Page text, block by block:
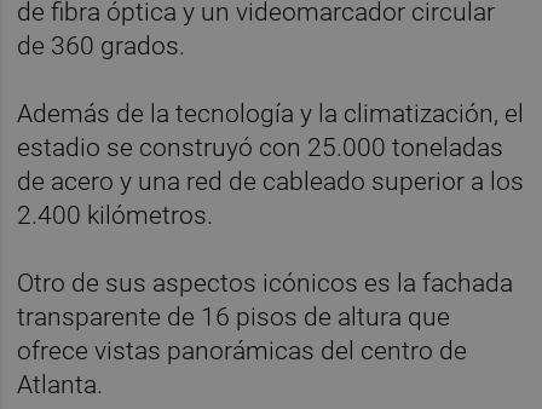
de fibra óptica y un videomarcador circular
de 360 grados.
Además de la tecnología y la climatización, el
estadio se construyó con 25.000 toneladas
de acero y una red de cableado superior a los
2.400 kilómetros.
Otro de sus aspectos icónicos es la fachada
transparente de 16 pisos de altura que
ofrece vistas panorámicas del centro de
Atlanta.